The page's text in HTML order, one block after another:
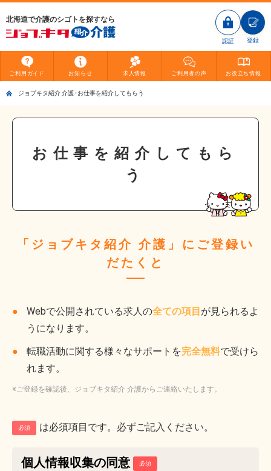
北海道で介護のシゴトを探すなら
認証 登録
ご利用 ガイド お知らせ 求人情報 ご利用者の声 お役立ち情報
ジョブキタ紹介 介護 お仕事を紹介してもらう
お仕事を紹介してもら
う
「ジョブキタ紹介 介護」にご登録い
だたくと
Webで公開されている求人の全ての項目 が見られるよ
うになります。
転職活動に関する様々なサポートを完全無料で受けら
れます。
※ご登録を確認後、ジョブキタ紹介 介護からご連絡いたします。
必須 は必須項目です。必ずご記入ください。
個人情報収集の同意